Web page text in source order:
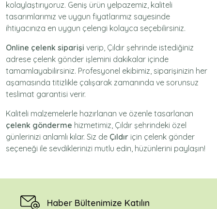
kolaylaştırıyoruz. Geniş ürün yelpazemiz, kaliteli
tasarımlarımız ve uygun fiyatlarımız sayesinde
ihtiyacınıza en uygun çelengi kolayca seçebilirsiniz.
Online çelenk siparişi verip, Çıldır şehrinde istediğiniz
adrese çelenk gönder işlemini dakikalar içinde
tamamlayabilirsiniz. Profesyonel ekibimiz, siparişinizin her
aşamasında titizlikle çalışarak zamanında ve sorunsuz
teslimat garantisi verir.
Kaliteli malzemelerle hazırlanan ve özenle tasarlanan
çelenk gönderme hizmetimiz, Çıldır şehrindeki özel
günlerinizi anlamlı kılar. Siz de Çıldır için çelenk gönder
seçeneği ile sevdiklerinizi mutlu edin, hüzünlerini paylaşın!
Haber Bültenimize Katılın